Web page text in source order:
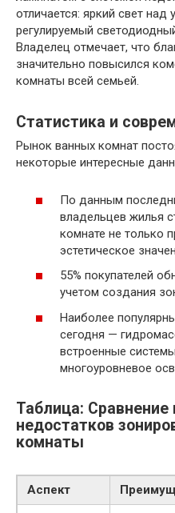
отличается: яркий свет
регулируемый
Владелец отмечает, что
значительно повысился
комнаты всей семьей.
Статистика и
Рынок ванных комнат
некоторые интересные
По данным
владельцев жилья
комнате не только
эстетическое
55% покупателей
учетом создания
Наиболее
сегодня —
встроенные
многоуровневое
Таблица:
недостатков
комнаты
Аспект